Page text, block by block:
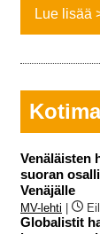
Lue lisää
Venäläisten
suoran
Venäjälle
MV-lehti
Globalistit